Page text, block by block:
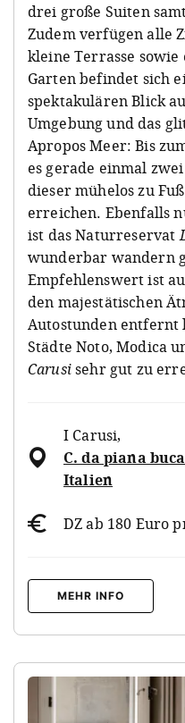
drei große Suiten
Zudem verfügen alle
kleine Terrasse
Garten befindet sich
spektakulären Blick
Umgebung und das
Apropos Meer: Bis
es gerade einmal
dieser mühelos zu
erreichen. Ebenfalls
ist das Naturreservat
wunderbar wandern
Empfehlenswert ist
den majestätischen
Autostunden entfernt
Städte Noto, Modica
Carusisehr gut zu
I Carusi,
C. da piana
Italien
DZ ab 180 Euro
MEHR INFO